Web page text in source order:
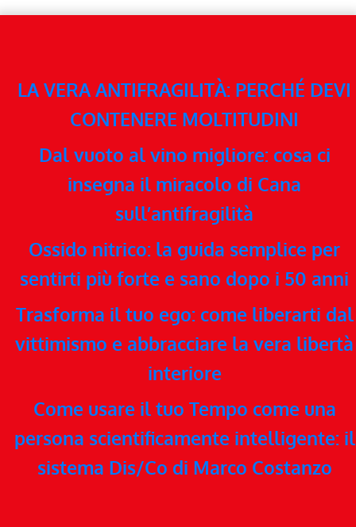
LA VERA ANTIFRAGILITÀ: PERCHÉ DEVI
CONTENERE MOLTITUDINI
Dal vuoto al vino migliore: cosa ci
insegna il miracolo di Cana
sull’antifragilità
Ossido nitrico: la guida semplice per
sentirti più forte e sano dopo i 50 anni
Trasforma il tuo ego: come liberarti dal
vittimismo e abbracciare la vera libertà
interiore
Come usare il tuo Tempo come una
persona scientificamente intelligente: il
sistema Dis/Co di Marco Costanzo